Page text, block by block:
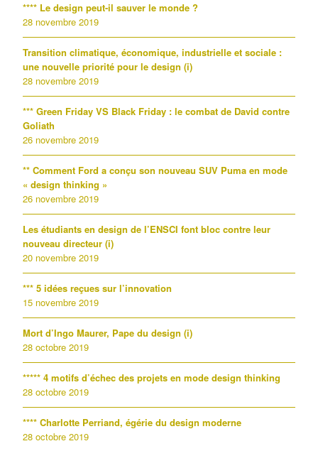
**** Le design peut-il sauver le monde ?
28 novembre 2019
Transition climatique, économique, industrielle et sociale :
une nouvelle priorité pour le design (i)
28 novembre 2019
*** Green Friday VS Black Friday : le combat de David contre
Goliath
26 novembre 2019
** Comment Ford a conçu son nouveau SUV Puma en mode
« design thinking »
26 novembre 2019
Les étudiants en design de l’ENSCI font bloc contre leur
nouveau directeur (i)
20 novembre 2019
*** 5 idées reçues sur l’innovation
15 novembre 2019
Mort d’Ingo Maurer, Pape du design (i)
28 octobre 2019
***** 4 motifs d’échec des projets en mode design thinking
28 octobre 2019
**** Charlotte Perriand, égérie du design moderne
28 octobre 2019